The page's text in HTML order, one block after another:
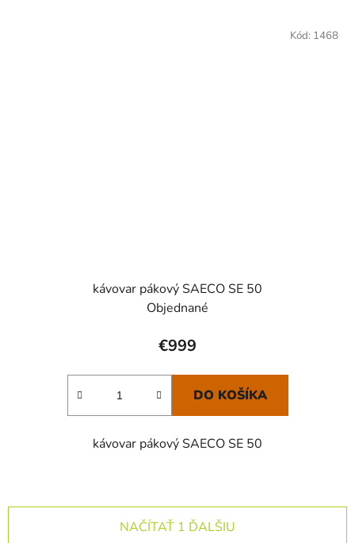
kávovar pákový SAECO SE 50
Objednané
€999
DO KOŠÍKA
kávovar pákový SAECO SE 50
Kód: 1468
NAČÍTAŤ 1 ĎALŠIU